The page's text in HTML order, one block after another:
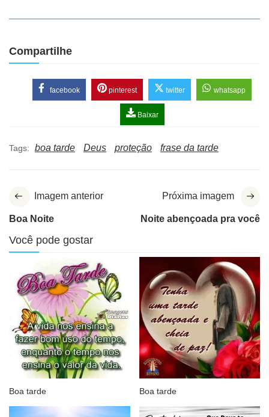
Compartilhe
facebook pinterest twitter whatsapp
Baixar
Tags: boa tarde Deus proteção frase da tarde
Imagem anterior
Boa Noite
Próxima imagem
Noite abençoada pra você
Você pode gostar
Boa tarde Boa tarde